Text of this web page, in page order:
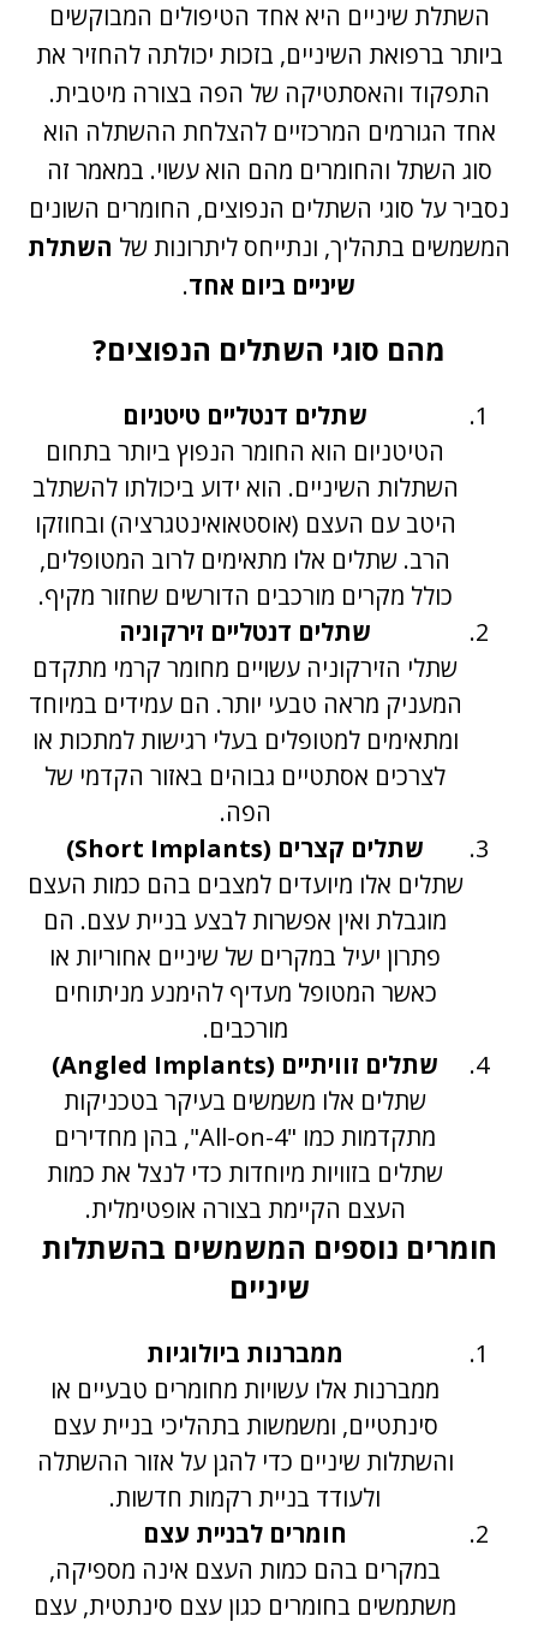
השתלת שיניים היא אחד הטיפולים המבוקשים
ביותר ברפואת השיניים, בזכות יכולתה להחזיר את
התפקוד והאסתטיקה של הפה בצורה מיטבית.
אחד הגורמים המרכזיים להצלחת ההשתלה הוא
סוג השתל והחומרים מהם הוא עשוי. במאמר זה
נסביר על סוגי השתלים הנפוצים, החומרים השונים
המשמשים בתהליך, ונתייחס ליתרונות של השתלת
שיניים ביום אחד.
מהם סוגי השתלים הנפוצים?
שתלים דנטליים טיטניום
הטיטניום הוא החומר הנפוץ ביותר בתחום
השתלות השיניים. הוא ידוע ביכולתו להשתלב
היטב עם העצם (אוסטאואינטגרציה) ובחוזקו
הרב. שתלים אלו מתאימים לרוב המטופלים,
כולל מקרים מורכבים הדורשים שחזור מקיף.
שתלים דנטליים זירקוניה
שתלי הזירקוניה עשויים מחומר קרמי מתקדם
המעניק מראה טבעי יותר. הם עמידים במיוחד
ומתאימים למטופלים בעלי רגישות למתכות או
לצרכים אסתטיים גבוהים באזור הקדמי של
הפה.
שתלים קצרים (Short Implants)
שתלים אלו מיועדים למצבים בהם כמות העצם
מוגבלת ואין אפשרות לבצע בניית עצם. הם
פתרון יעיל במקרים של שיניים אחוריות או
כאשר המטופל מעדיף להימנע מניתוחים
מורכבים.
שתלים זוויתיים (Angled Implants)
שתלים אלו משמשים בעיקר בטכניקות
מתקדמות כמו "All-on-4", בהן מחדירים
שתלים בזוויות מיוחדות כדי לנצל את כמות
העצם הקיימת בצורה אופטימלית.
חומרים נוספים המשמשים בהשתלות
שיניים
ממברנות ביולוגיות
ממברנות אלו עשויות מחומרים טבעיים או
סינתטיים, ומשמשות בתהליכי בניית עצם
והשתלות שיניים כדי להגן על אזור ההשתלה
ולעודד בניית רקמות חדשות.
חומרים לבניית עצם
במקרים בהם כמות העצם אינה מספיקה,
משתמשים בחומרים כגון עצם סינתטית, עצם